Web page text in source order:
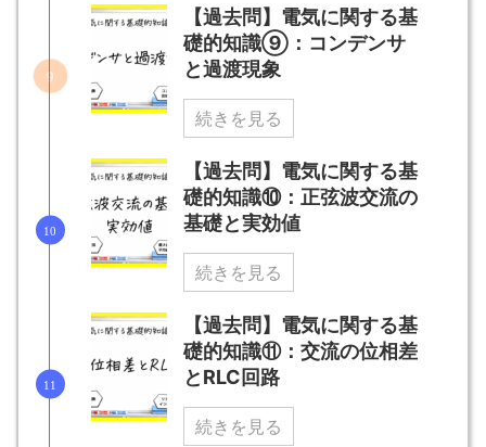
【過去問】電気に関する基
礎的知識⑨：コンデンサ
と過渡現象
続きを見る
【過去問】電気に関する基
礎的知識⑩：正弦波交流の
基礎と実効値
続きを見る
【過去問】電気に関する基
礎的知識⑪：交流の位相差
とRLC回路
続きを見る